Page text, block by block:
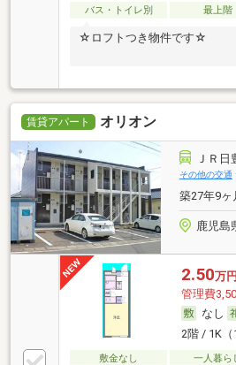
バス・トイレ別
最上階
☆ロフトつき物件です☆
賃貸アパート オリオン
ＪＲ日
その他の交通
築27年9ヶ
鹿児島
2.50万円
管理費
なし
2階 / 1K（
敷金なし 一人暮ら